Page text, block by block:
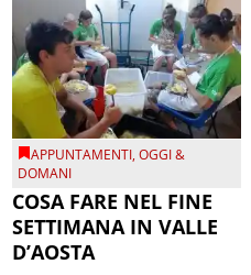
APPUNTAMENTI,OGGI &
DOMANI
COSA FARE NEL FINE
SETTIMANA IN VALLE
D’AOSTA